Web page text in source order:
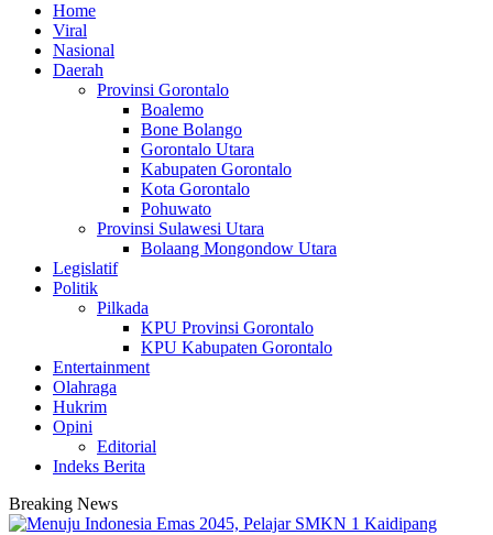
Home
Viral
Nasional
Daerah
Provinsi Gorontalo
Boalemo
Bone Bolango
Gorontalo Utara
Kabupaten Gorontalo
Kota Gorontalo
Pohuwato
Provinsi Sulawesi Utara
Bolaang Mongondow Utara
Legislatif
Politik
Pilkada
KPU Provinsi Gorontalo
KPU Kabupaten Gorontalo
Entertainment
Olahraga
Hukrim
Opini
Editorial
Indeks Berita
Breaking News